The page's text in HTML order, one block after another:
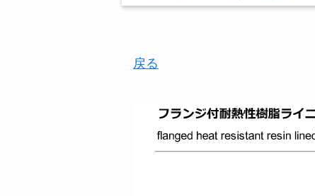
戻る